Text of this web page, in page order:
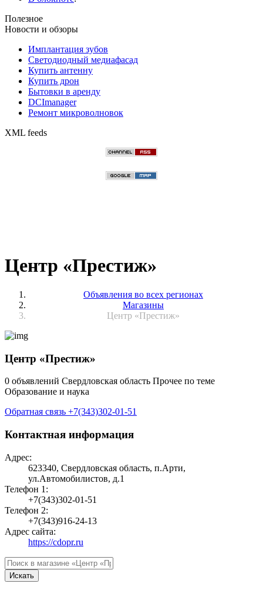
Полезное
Новости и обзоры
Имплантация зубов
Светодиодный медиафасад
Купить антенну
Купить дрон
Бытовки в аренду
DCImanager
Ремонт микроволновок
XML feeds
Центр «Престиж»
Объявления во всех регионах
Магазины
Центр «Престиж»
Центр «Престиж»
0 объявлений Свердловская область Прочее по теме
Образование и наука
Обратная связь +7(343)302-01-51
Контактная информация
Адрес:
623340, Свердловская область, п.Арти,
ул.Автомобилистов, д.1
Телефон 1:
+7(343)302-01-51
Телефон 2:
+7(343)916-24-13
Адрес сайта:
https://cdopr.ru
Искать